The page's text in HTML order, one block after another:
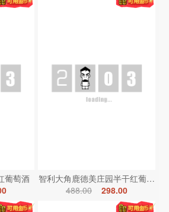
葡萄酒
智利大角鹿德美庄园半干红葡萄酒
488.00
298.00